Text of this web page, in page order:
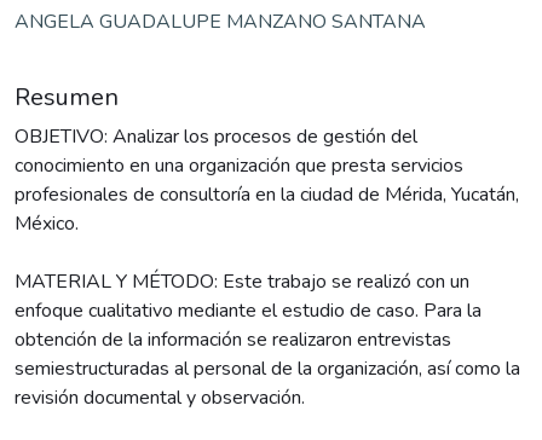
ANGELA GUADALUPE MANZANO SANTANA
Resumen
OBJETIVO: Analizar los procesos de gestión del
conocimiento en una organización que presta servicios
profesionales de consultoría en la ciudad de Mérida, Yucatán,
México.
MATERIAL Y MÉTODO: Este trabajo se realizó con un
enfoque cualitativo mediante el estudio de caso. Para la
obtención de la información se realizaron entrevistas
semiestructuradas al personal de la organización, así como la
revisión documental y observación.